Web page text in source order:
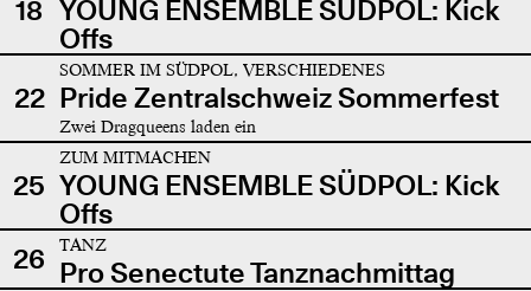
18 YOUNG ENSEMBLE SÜDPOL: Kick
Offs
22
SOMMER IM SÜDPOL, VERSCHIEDENES
Pride Zentralschweiz Sommerfest
Zwei Dragqueens laden ein
25
ZUM MITMACHEN
YOUNG ENSEMBLE SÜDPOL: Kick
Offs
26
TANZ
Pro Senectute Tanznachmittag